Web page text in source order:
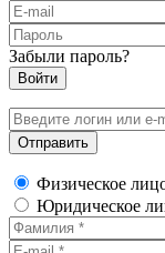
Забыли пароль?
Физическое
Юридическое